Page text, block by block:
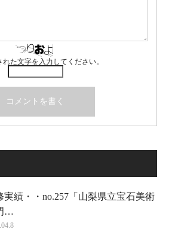
た文字を入力してください。
実績・・no.257「山梨県立宝石美術
…